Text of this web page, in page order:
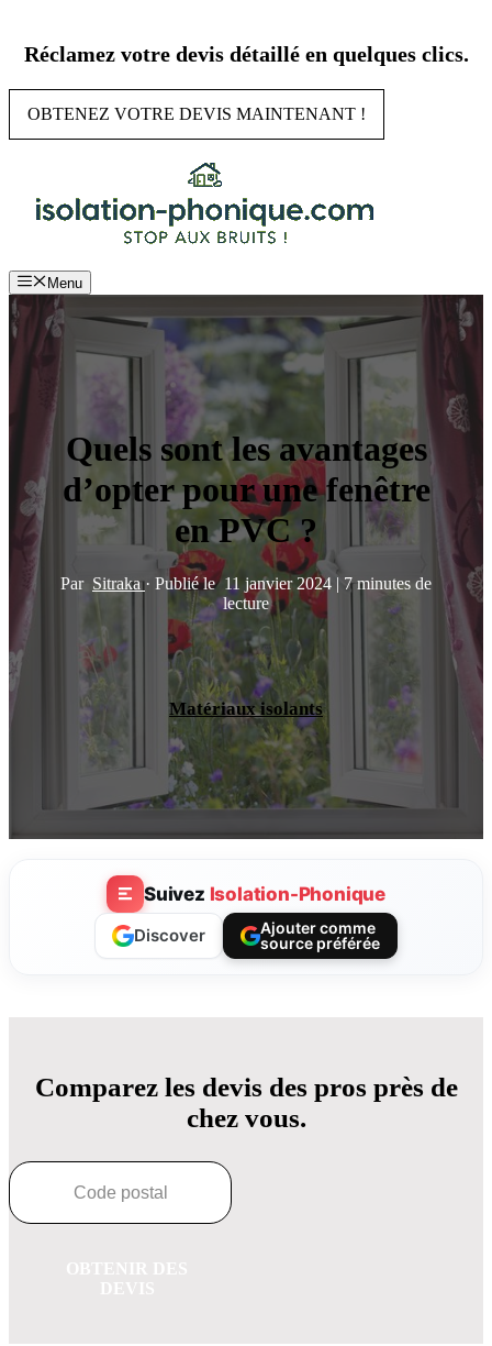
contenu
Réclamez votre devis détaillé en quelques clics.
OBTENEZ VOTRE DEVIS MAINTENANT !
Menu
Quels sont les avantages
d’opter pour une fenêtre
en PVC ?
Par Sitraka· Publié le 11 janvier 2024 | 7 minutes de
lecture
Matériaux isolants
Suivez Isolation-Phonique
Discover
Ajouter comme
source préférée
Comparez les devis des pros près de
chez vous.